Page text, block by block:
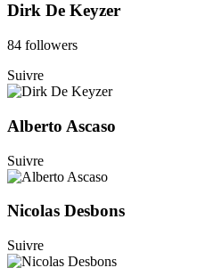
Dirk De Keyzer
84 followers
Suivre
Alberto Ascaso
Suivre
Nicolas Desbons
Suivre